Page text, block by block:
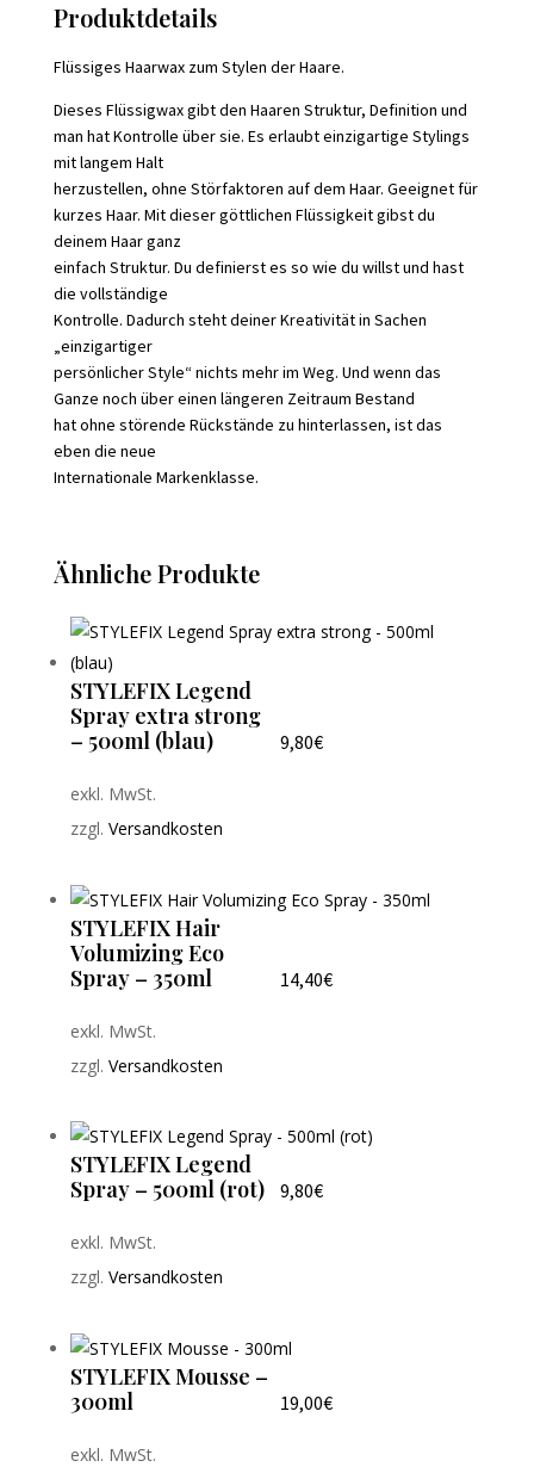
Produktdetails
Flüssiges Haarwax zum Stylen der Haare.
Dieses Flüssigwax gibt den Haaren Struktur, Definition und
man hat Kontrolle über sie. Es erlaubt einzigartige Stylings
mit langem Halt
herzustellen, ohne Störfaktoren auf dem Haar. Geeignet für
kurzes Haar. Mit dieser göttlichen Flüssigkeit gibst du
deinem Haar ganz
einfach Struktur. Du definierst es so wie du willst und hast
die vollständige
Kontrolle. Dadurch steht deiner Kreativität in Sachen
„einzigartiger
persönlicher Style“ nichts mehr im Weg. Und wenn das
Ganze noch über einen längeren Zeitraum Bestand
hat ohne störende Rückstände zu hinterlassen, ist das
eben die neue
Internationale Markenklasse.
Ähnliche Produkte
STYLEFIX Legend
Spray extra strong
– 500ml (blau)
9,80€
exkl. MwSt.
zzgl. Versandkosten
STYLEFIX Hair
Volumizing Eco
Spray – 350ml
14,40€
exkl. MwSt.
zzgl. Versandkosten
STYLEFIX Legend
Spray – 500ml (rot)
9,80€
exkl. MwSt.
zzgl. Versandkosten
STYLEFIX Mousse –
300ml
19,00€
exkl. MwSt.